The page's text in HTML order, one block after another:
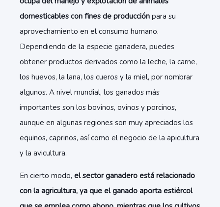
domesticables con fines de producción para su
aprovechamiento en el consumo humano.
Dependiendo de la especie ganadera, puedes
obtener productos derivados como la leche, la carne,
los huevos, la lana, los cueros y la miel, por nombrar
algunos. A nivel mundial, los ganados más
importantes son los bovinos, ovinos y porcinos,
aunque en algunas regiones son muy apreciados los
equinos, caprinos, así como el negocio de la apicultura
y la avicultura.
En cierto modo, el sector ganadero está relacionado
con la agricultura, ya que el ganado aporta estiércol